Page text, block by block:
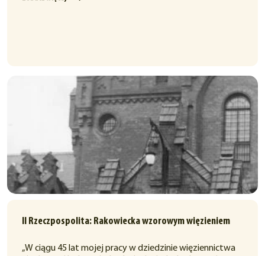
II Rzeczpospolita: Rakowiecka wzorowym więzieniem
„W ciągu 45 lat mojej pracy w dziedzinie więziennictwa